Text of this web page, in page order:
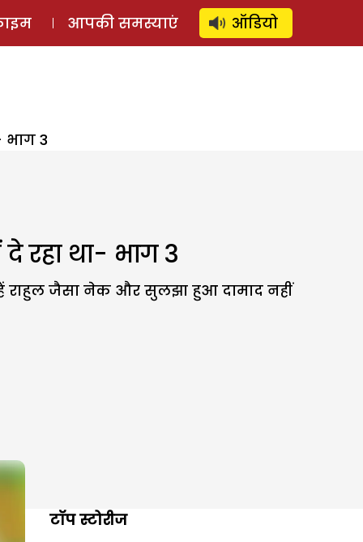
लॉग इन ⚲ SUBSCRIBE
आपकी समस्याएं ऑडियो
भाग 3
रहा था- भाग 3
राहुल जैसा नेक और सुलझा हुआ दामाद नहीं
टॉप स्टोरीज